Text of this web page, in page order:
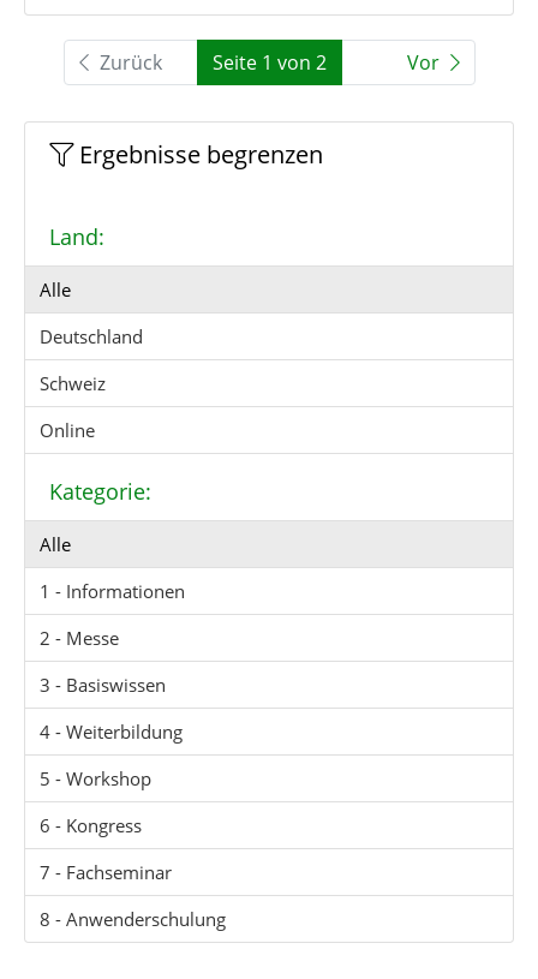
Zurück Seite 1 von 2 Vor
Ergebnisse begrenzen
Land:
Alle
Deutschland
Schweiz
Online
Kategorie:
Alle
1 - Informationen
2 - Messe
3 - Basiswissen
4 - Weiterbildung
5 - Workshop
6 - Kongress
7 - Fachseminar
8 - Anwenderschulung